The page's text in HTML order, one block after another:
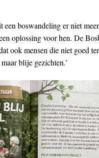
een boswandeling er niet
oplossing voor hen. De
ook mensen die niet goed
blije gezichten.’